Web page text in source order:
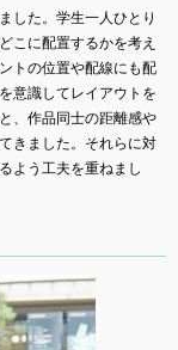
した。学生一人ひとり
こに配置するかを考え
トの位置や配線にも配
意識してレイアウトを
、作品同士の距離感や
きました。それらに対
よう工夫を重ねまし